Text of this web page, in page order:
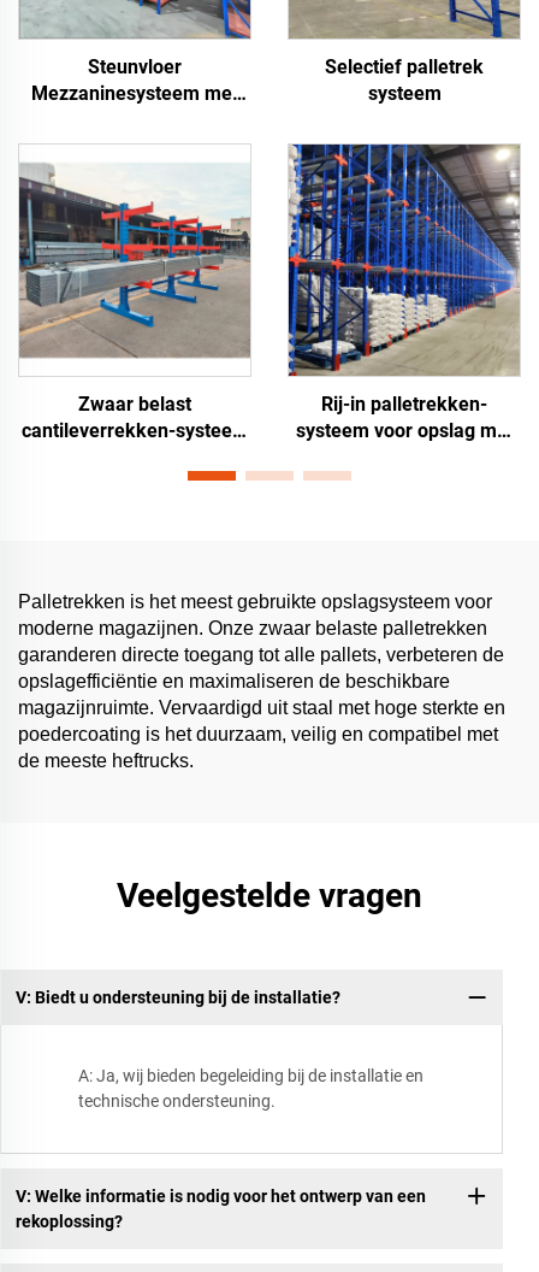
Steunvloer
Mezzaninesysteem met
Selectief palletrek
systeem
Zwaar belast
cantileverrekken-systeem
Rij-in palletrekken-
systeem voor opslag met
Palletrekken is het meest gebruikte opslagsysteem voor
moderne magazijnen. Onze zwaar belaste palletrekken
garanderen directe toegang tot alle pallets, verbeteren de
opslagefficiëntie en maximaliseren de beschikbare
magazijnruimte. Vervaardigd uit staal met hoge sterkte en
poedercoating is het duurzaam, veilig en compatibel met
de meeste heftrucks.
Veelgestelde vragen
V: Biedt u ondersteuning bij de installatie?
A: Ja, wij bieden begeleiding bij de installatie en
technische ondersteuning.
V: Welke informatie is nodig voor het ontwerp van een
rekoplossing?